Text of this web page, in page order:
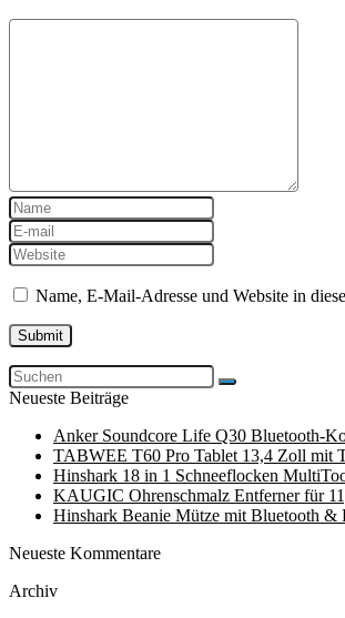
Name, E-Mail-Adresse und Website in
Neueste Beiträge
Anker Soundcore Life Q30 Bluetooth-
TABWEE T60 Pro Tablet 13,4 Zoll mit
Hinshark 18 in 1 Schneeflocken
KAUGIC Ohrenschmalz Entferner für
Hinshark Beanie Mütze mit Bluetooth &
Neueste Kommentare
Archiv